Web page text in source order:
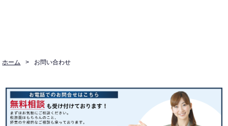
ホーム > お問い合わせ